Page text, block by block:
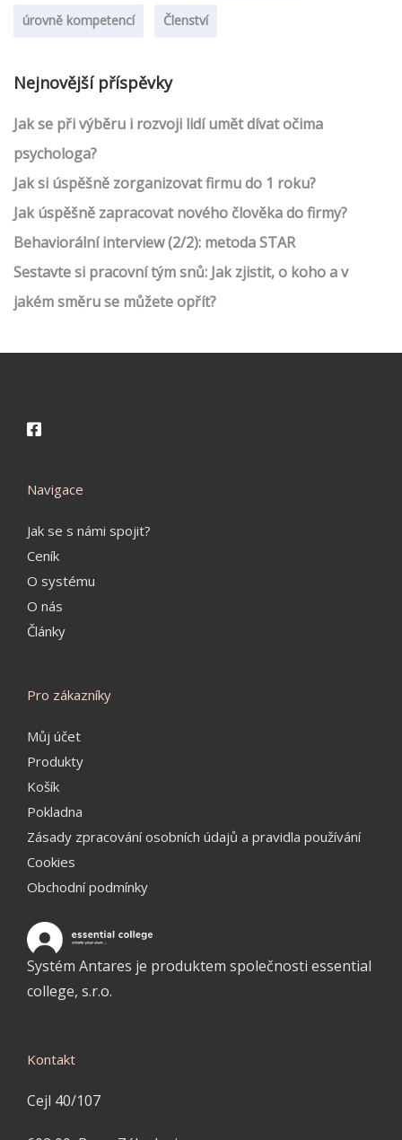
úrovně kompetencí Členství
Nejnovější příspěvky
Jak se při výběru i rozvoji lidí umět dívat očima
psychologa?
Jak si úspěšně zorganizovat firmu do 1 roku?
Jak úspěšně zapracovat nového člověka do firmy?
Behaviorální interview (2/2): metoda STAR
Sestavte si pracovní tým snů: Jak zjistit, o koho a v
jakém směru se můžete opřít?
Navigace
Jak se s námi spojit?
Ceník
O systému
O nás
Články
Pro zákazníky
Můj účet
Produkty
Košík
Pokladna
Zásady zpracování osobních údajů a pravidla používání
Cookies
Obchodní podmínky
Systém Antares je produktem společnosti essential
college, s.r.o.
Kontakt
Cejl 40/107